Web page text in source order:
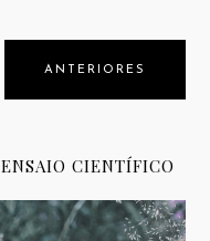
ANTERIORES
CIENTÍFICO